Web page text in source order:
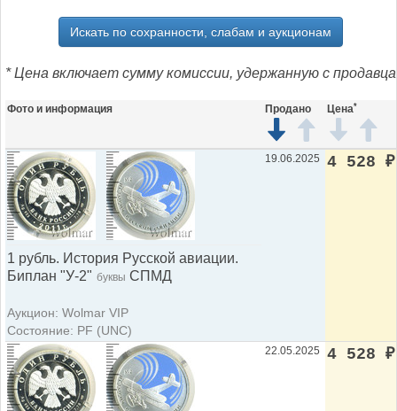
Искать по сохранности, слабам и аукционам
* Цена включает сумму комиссии, удержанную с продавца
Фото и информация Продано Цена*
1 рубль. История Русской авиации.
Биплан "У-2" буквы СПМД
Аукцион: Wolmar VIP
Состояние: PF (UNC)
19.06.2025 4 528 ₽
22.05.2025 4 528 ₽